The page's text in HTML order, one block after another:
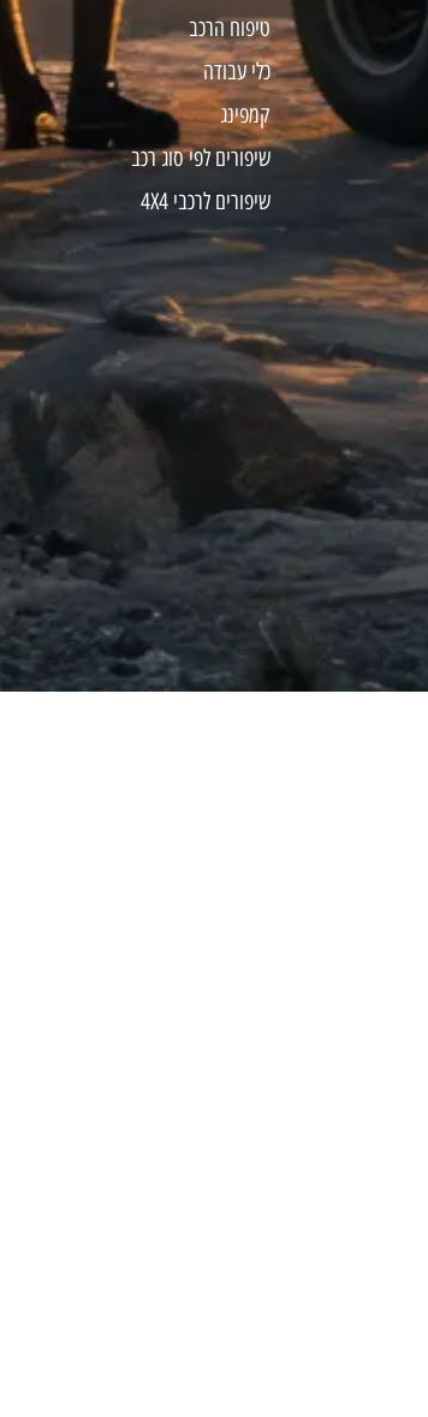
טיפוח הרכב
כלי עבודה
קמפינג
שיפורים לפי סוג רכב
שיפורים לרכבי 4X4